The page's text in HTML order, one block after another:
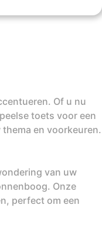
Of u nu
toets voor een
en voorkeuren.
van uw
Onze
perfect om een